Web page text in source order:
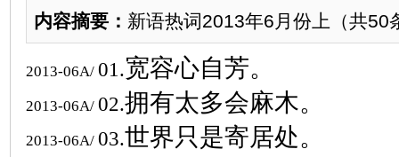
内容摘要： 新语热词2013年6月份上（共50
2013-06A/ 01.宽容心自芳。
2013-06A/ 02.拥有太多会麻木。
2013-06A/ 03.世界只是寄居处。